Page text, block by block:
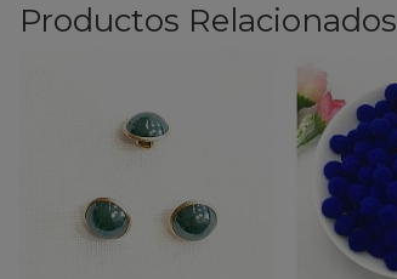
Productos Relacionados